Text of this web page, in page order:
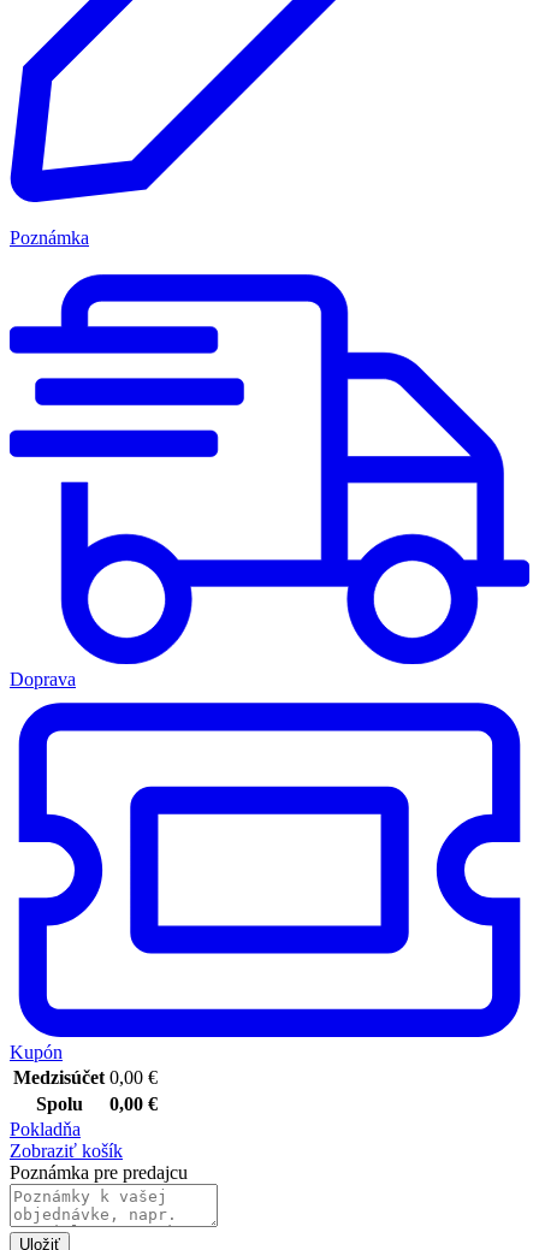
Poznámka
Doprava
Kupón
Medzisúčet 0,00 €
Spolu
0,00 €
Pokladňa
Zobraziť košík
Poznámka pre predajcu
Uložiť